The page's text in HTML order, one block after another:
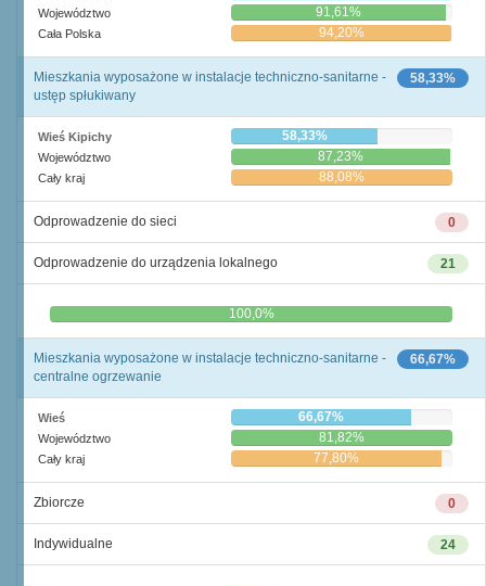
Województwo 91,61%
Cała Polska 94,20%
58,33%
Mieszkania wyposażone w instalacje techniczno-sanitarne -
ustęp spłukiwany
Wieś Kipichy 58,33%
Województwo 87,23%
Cały kraj 88,08%
0
Odprowadzenie do sieci
21
Odprowadzenie do urządzenia lokalnego
0,0% 100,0%
66,67%
Mieszkania wyposażone w instalacje techniczno-sanitarne -
centralne ogrzewanie
Wieś 66,67%
Województwo 81,82%
Cały kraj 77,80%
0
Zbiorcze
24
Indywidualne